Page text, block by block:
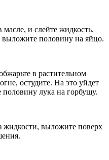
и слейте жидкость.
половину на яйцо.
в растительном
остудите. На это уйдет
лука на горбушу.
жидкости, выложите поверх